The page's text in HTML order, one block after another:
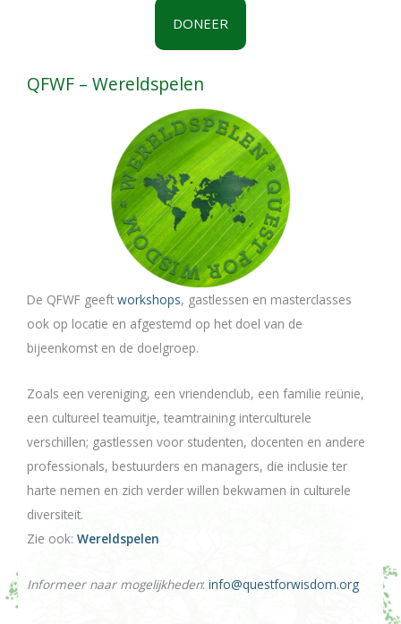
DONEER
QFWF – Wereldspelen
De QFWF geeft workshops, gastlessen en masterclasses
ook op locatie en afgestemd op het doel van de
bijeenkomst en de doelgroep.
Zoals een vereniging, een vriendenclub, een familie reünie,
een cultureel teamuitje, teamtraining interculturele
verschillen; gastlessen voor studenten, docenten en andere
professionals, bestuurders en managers, die inclusie ter
harte nemen en zich verder willen bekwamen in culturele
diversiteit.
Zie ook: Wereldspelen
Informeer naar mogelijkheden: info@questforwisdom.org